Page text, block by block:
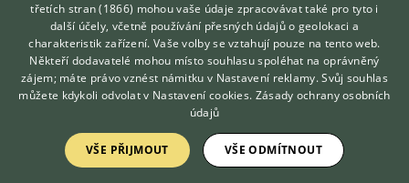
Kontakt
Možnosti zvýraznění inzerátů
Podmínky užití
Zpracování osobních údajů
Přihlášení
Registrace
Hledáte zvířecího kamaráda?
Zdarma vám poradí
VETERINÁŘ ONLINE
KONZULTOVAT S
VETERINÁŘEM
třetích stran (1866) mohou vaše údaje zpracovávat také pro tyto i
další účely, včetně používání přesných údajů o geolokaci a
charakteristik zařízení. Vaše volby se vztahují pouze na tento web.
Někteří dodavatelé mohou místo souhlasu spoléhat na oprávněný
zájem; máte právo vznést námitku v Nastavení reklamy. Svůj souhlas
můžete kdykoli odvolat v Nastavení cookies. Zásady ochrany osobních
údajů
VŠE PŘIJMOUT VŠE ODMÍTNOUT